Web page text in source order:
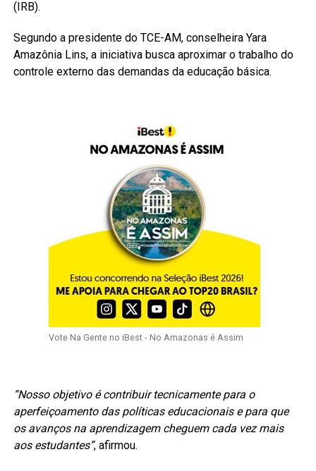
(IRB).
Segundo a presidente do TCE-AM, conselheira Yara
Amazônia Lins, a iniciativa busca aproximar o trabalho do
controle externo das demandas da educação básica.
Vote Na Gente no iBest - No Amazonas é Assim
“Nosso objetivo é contribuir tecnicamente para o
aperfeiçoamento das políticas educacionais e para que
os avanços na aprendizagem cheguem cada vez mais
aos estudantes”, afirmou.